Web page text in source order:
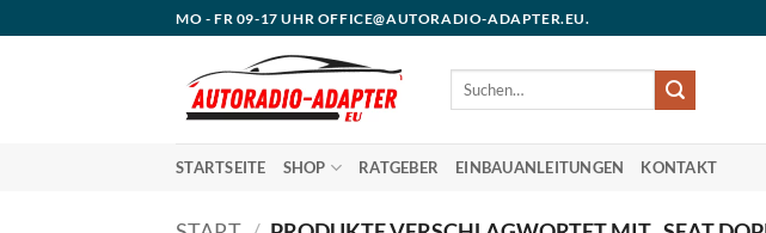
Inhalt
MO - FR 09-17 UHR OFFICE@AUTORADIO-ADAPTER.EU.
Suchen
STARTSEITE SHOP RATGEBER EINBAUANLEITUNGEN KONTAKT